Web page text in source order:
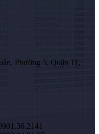
Phường 5, Quận 11,